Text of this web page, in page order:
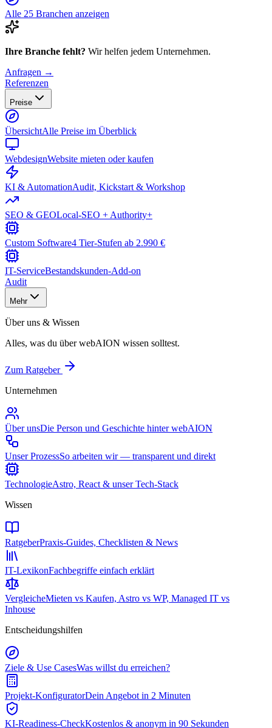
Alle 25 Branchen anzeigen
Ihre Branche fehlt? Wir helfen jedem Unternehmen.
Anfragen →
Referenzen
Preise
ÜbersichtAlle Preise im Überblick
WebdesignWebsite mieten oder kaufen
KI & AutomationAudit, Kickstart & Workshop
SEO & GEOLocal-SEO + Authority+
Custom Software4 Tier-Stufen ab 2.990 €
IT-ServiceBestandskunden-Add-on
Audit
Mehr
Über uns & Wissen
Alles, was du über webAION wissen solltest.
Zum Ratgeber
Unternehmen
Über unsDie Person und Geschichte hinter webAION
Unser ProzessSo arbeiten wir — transparent und direkt
TechnologieAstro, React & unser Tech-Stack
Wissen
RatgeberPraxis-Guides, Checklisten & News
IT-LexikonFachbegriffe einfach erklärt
VergleicheMieten vs Kaufen, Astro vs WP, Managed IT vs
Inhouse
Entscheidungshilfen
Ziele & Use CasesWas willst du erreichen?
Projekt-KonfiguratorDein Angebot in 2 Minuten
KI-Readiness-CheckKostenlos & anonym in 90 Sekunden